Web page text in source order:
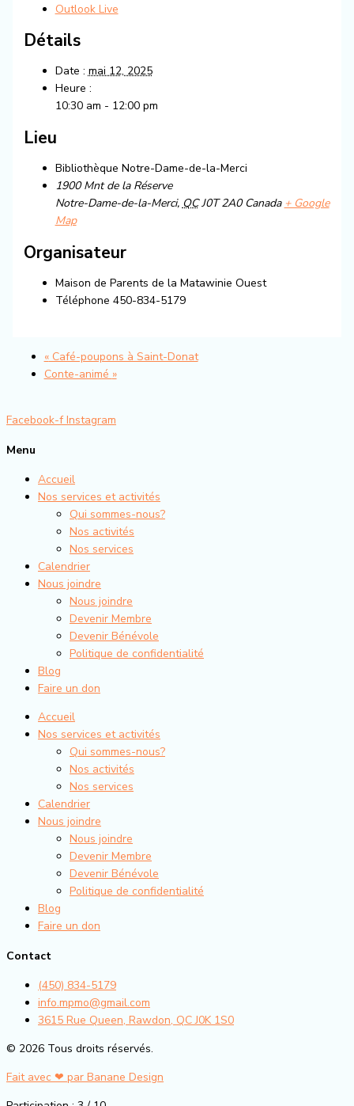
Outlook Live
Détails
Date : mai 12, 2025
Heure :
10:30 am - 12:00 pm
Lieu
Bibliothèque Notre-Dame-de-la-Merci
1900 Mnt de la Réserve
Notre-Dame-de-la-Merci, QC J0T 2A0 Canada + Google
Map
Organisateur
Maison de Parents de la Matawinie Ouest
Téléphone 450-834-5179
«Café-poupons à Saint-Donat
Conte-animé »
Facebook-f Instagram
Menu
Accueil
Nos services et activités
Qui sommes-nous?
Nos activités
Nos services
Calendrier
Nous joindre
Nous joindre
Devenir Membre
Devenir Bénévole
Politique de confidentialité
Blog
Faire un don
Accueil
Nos services et activités
Qui sommes-nous?
Nos activités
Nos services
Calendrier
Nous joindre
Nous joindre
Devenir Membre
Devenir Bénévole
Politique de confidentialité
Blog
Faire un don
Contact
(450) 834-5179
info.mpmo@gmail.com
3615 Rue Queen, Rawdon, QC J0K 1S0
© 2026 Tous droits réservés.
Fait avec ❤ par Banane Design